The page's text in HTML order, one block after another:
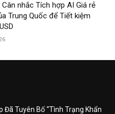
nhắc Tích hợp AI Giá rẻ
Trung Quốc để Tiết kiệm
Đã Tuyên Bố “Tình Trạng Khẩn